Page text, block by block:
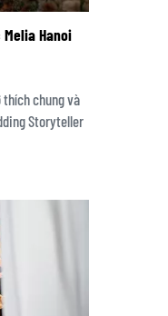
Hanoi
thích chung và
Storyteller